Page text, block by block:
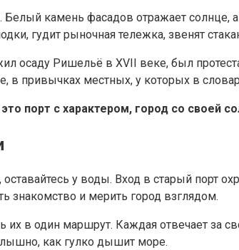
камень фасадов отражает солнце,
гудит рыночная тележка, звенят
осаду Ришельё в XVII веке, был
в привычках местных, у которых в
порт с характером, город со своей
у воды. Вход в старый порт
знакомство и мерить город взглядом.
в один маршрут. Каждая отвечает за
как гулко дышит море.